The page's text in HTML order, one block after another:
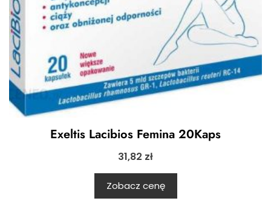
Exeltis Lacibios Femina 20Kaps
31,82 zł
Zobacz cenę